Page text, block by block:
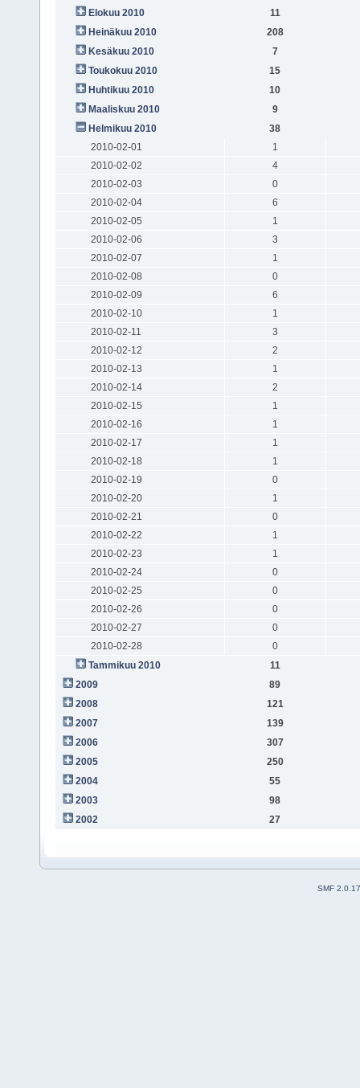
Elokuu 2010
11
Heinäkuu 2010
208
Kesäkuu 2010
7
Toukokuu 2010
15
Huhtikuu 2010
10
Maaliskuu 2010
9
Helmikuu 2010
38
2010-02-01
1
2010-02-02
4
2010-02-03
0
2010-02-04
6
2010-02-05
1
2010-02-06
3
2010-02-07
1
2010-02-08
0
2010-02-09
6
2010-02-10
1
2010-02-11
3
2010-02-12
2
2010-02-13
1
2010-02-14
2
2010-02-15
1
2010-02-16
1
2010-02-17
1
2010-02-18
1
2010-02-19
0
2010-02-20
1
2010-02-21
0
2010-02-22
1
2010-02-23
1
2010-02-24
0
2010-02-25
0
2010-02-26
0
2010-02-27
0
2010-02-28
0
Tammikuu 2010
11
2009
89
2008
121
2007
139
2006
307
2005
250
2004
55
2003
98
2002
27
SMF 2.0.17